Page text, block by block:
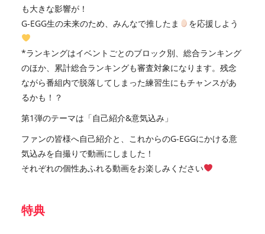
も大きな影響が！
G-EGG生の未来のため、みんなで推したま
を応援しよう
*ランキングはイベントごとのブロック別、総合ランキング
のほか、累計総合ランキングも審査対象になります。残念
ながら番組内で脱落してしまった練習生にもチャンスがあ
るかも！？
第1弾のテーマは「自己紹介&意気込み」
ファンの皆様へ自己紹介と、これからのG-EGGにかける意
気込みを自撮りで動画にしました！
それぞれの個性あふれる動画をお楽しみください
特典